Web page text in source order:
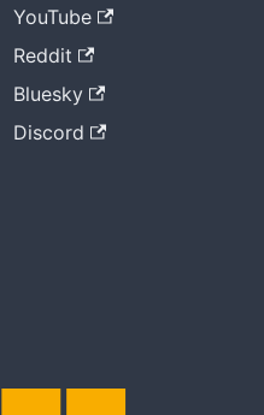
YouTube
Reddit
Bluesky
Discord